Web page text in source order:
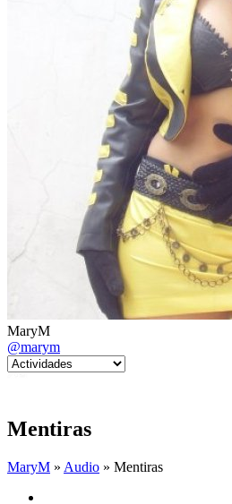
MaryM
@marym
Mentiras
MaryM » Audio » Mentiras